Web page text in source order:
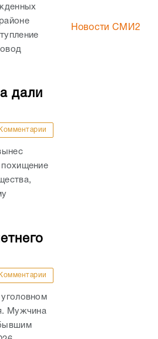
дали
Комментарии
похищение
Комментарии
Мужчина
Новости СМИ2